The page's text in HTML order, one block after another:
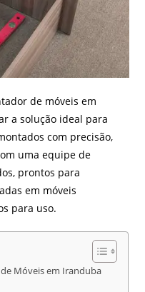
de móveis em
a solução ideal para
com precisão,
uma equipe de
prontos para
em móveis
para uso.
Móveis em Iranduba